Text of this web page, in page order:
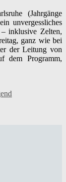
(Jahrgänge
unvergessliches
inklusive Zelten,
ganz wie bei
der Leitung von
dem Programm,